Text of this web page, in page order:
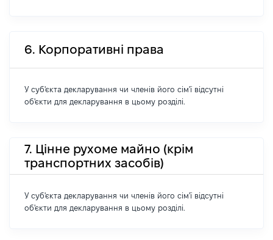
6. Корпоративні права
У суб'єкта декларування чи членів його сім'ї відсутні
об'єкти для декларування в цьому розділі.
7. Цінне рухоме майно (крім
транспортних засобів)
У суб'єкта декларування чи членів його сім'ї відсутні
об'єкти для декларування в цьому розділі.